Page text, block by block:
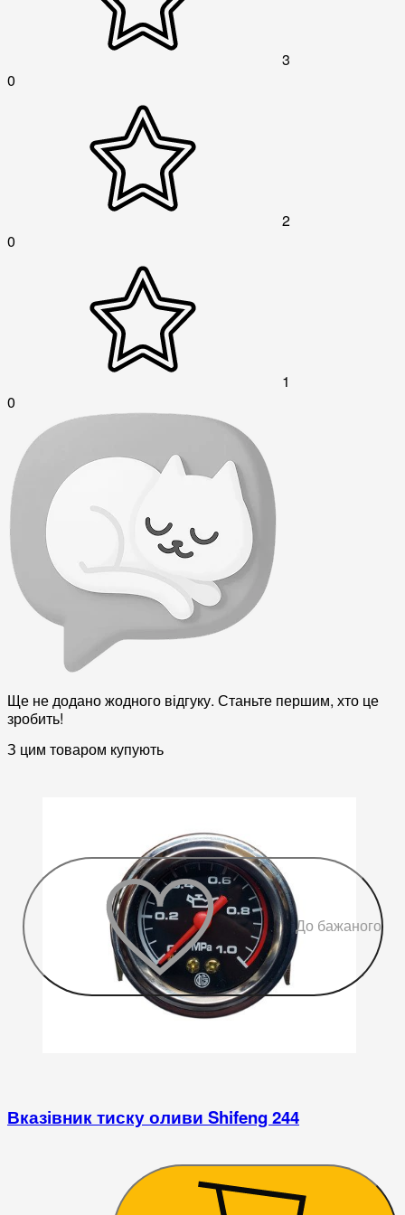
3
0
2
0
1
0
Ще не додано жодного відгуку. Станьте першим, хто це
зробить!
З цим товаром купують
До бажаного
Вказівник тиску оливи Shifeng 244